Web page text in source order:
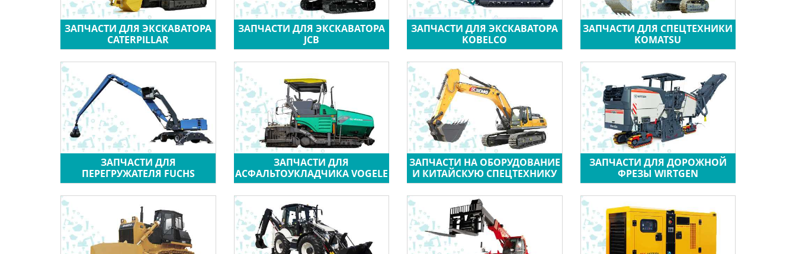
ЗАПЧАСТИ ДЛЯ ЭКСКАВАТОРА
CATERPILLAR
ЗАПЧАСТИ ДЛЯ ЭКСКАВАТОРА
JCB
ЗАПЧАСТИ ДЛЯ ЭКСКАВАТОРА
KOBELCO
ЗАПЧАСТИ ДЛЯ СПЕЦТЕХНИКИ
KOMATSU
ЗАПЧАСТИ ДЛЯ
ПЕРЕГРУЖАТЕЛЯ FUCHS
ЗАПЧАСТИ ДЛЯ
АСФАЛЬТОУКЛАДЧИКА VOGELE
ЗАПЧАСТИ НА ОБОРУДОВАНИЕ
И КИТАЙСКУЮ СПЕЦТЕХНИКУ
ЗАПЧАСТИ ДЛЯ ДОРОЖНОЙ
ФРЕЗЫ WIRTGEN